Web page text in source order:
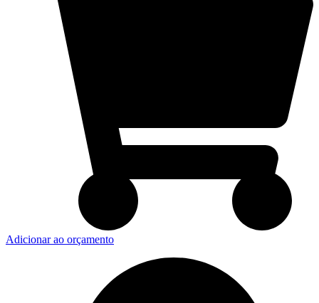
Adicionar ao orçamento